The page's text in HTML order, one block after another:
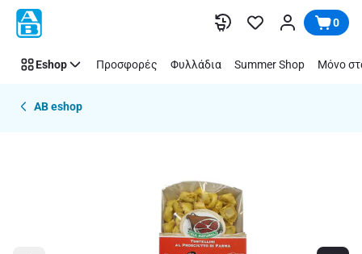
Παράλειψη 0
Eshop Προσφορές Φυλλάδια Summer Shop Μόνο
AB eshop